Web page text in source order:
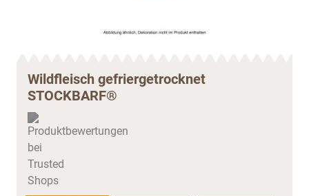
Wildfleisch gefriergetrocknet
STOCKBARF®